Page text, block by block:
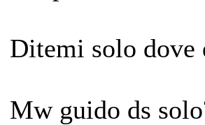
Ditemi solo dove
Mw guido ds